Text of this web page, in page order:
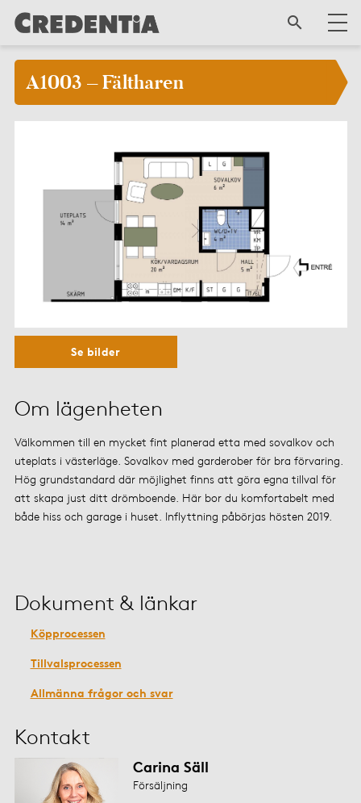
A1003 – Fältharen
Om lägenheten
Välkommen till en mycket fint planerad etta med sovalkov och
uteplats i västerläge. Sovalkov med garderober för bra förvaring.
Hög grundstandard där möjlighet finns att göra egna tillval för
att skapa just ditt drömboende. Här bor du komfortabelt med
både hiss och garage i huset. Inflyttning påbörjas hösten 2019.
Se bilder
Dokument & länkar
Köpprocessen
Tillvalsprocessen
Allmänna frågor och svar
Kontakt
Carina Säll
Försäljning